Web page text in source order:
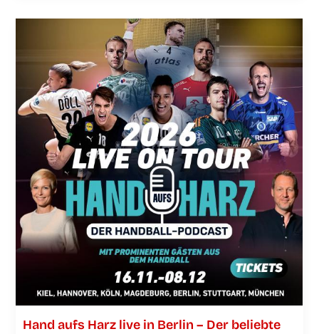
Hand aufs Harz live in Ber­lin – Der belieb­te